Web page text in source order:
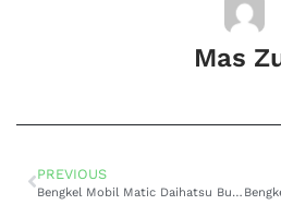
Mas
PREVIOUS
Bengkel Mobil Matic Daihatsu Buka Hari Libur di Surabaya, Kualitas Service Dijamin